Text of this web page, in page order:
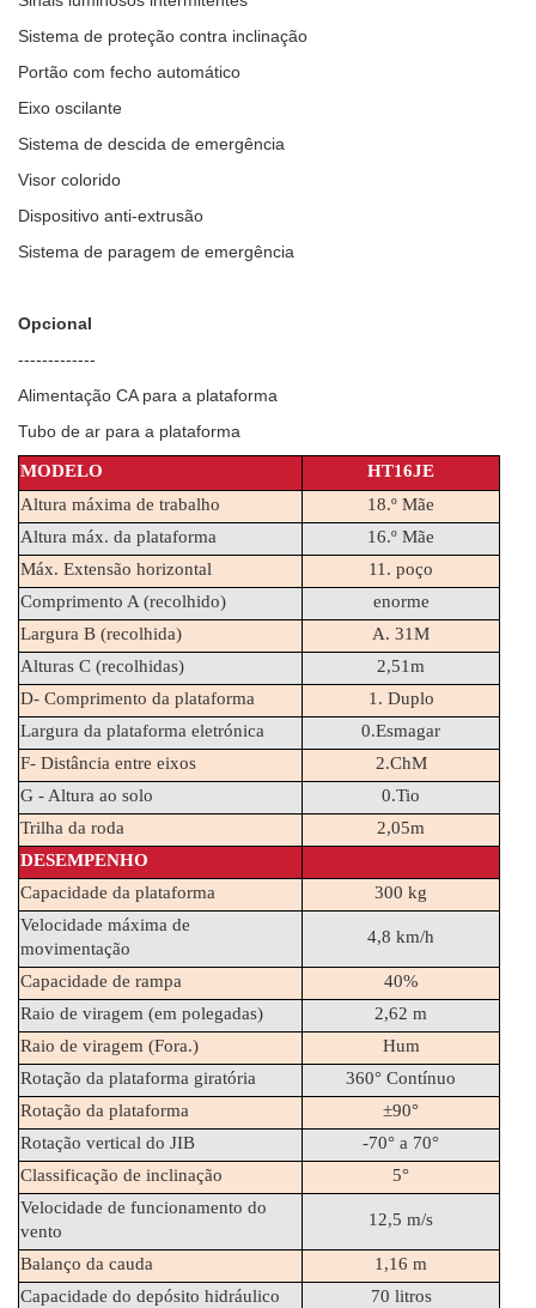
Sistema de proteção contra inclinação
Portão com fecho automático
Eixo oscilante
Sistema de descida de emergência
Visor colorido
Dispositivo anti-extrusão
Sistema de paragem de emergência
Opcional
-------------
Alimentação CA para a plataforma
Tubo de ar para a plataforma
MODELO
HT16JE
Altura máxima de trabalho
18.º Mãe
Altura máx. da plataforma
16.º Mãe
Máx. Extensão horizontal
11. poço
Comprimento A (recolhido)
enorme
Largura B (recolhida)
A. 31M
Alturas C (recolhidas)
2,51m
D- Comprimento da plataforma
1. Duplo
Largura da plataforma eletrónica
0.Esmagar
F- Distância entre eixos
2.ChM
G - Altura ao solo
0.Tio
Trilha da roda
2,05m
DESEMPENHO
Capacidade da plataforma
300 kg
Velocidade máxima de
movimentação
4,8 km/h
Capacidade de rampa
40%
Raio de viragem (em polegadas)
2,62 m
Raio de viragem (Fora.)
Hum
Rotação da plataforma giratória
360° Contínuo
Rotação da plataforma
±90°
Rotação vertical do JIB
-70° a 70°
Classificação de inclinação
5°
Velocidade de funcionamento do
vento
12,5 m/s
Balanço da cauda
1,16 m
Capacidade do depósito hidráulico
70 litros